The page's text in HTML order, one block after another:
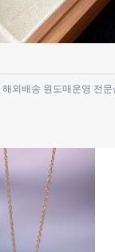
외배송 원도매운영 전